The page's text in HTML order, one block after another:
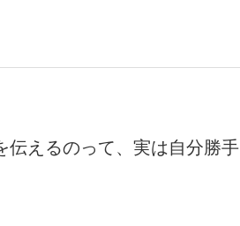
伝えるのって、実は自分勝手